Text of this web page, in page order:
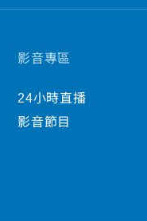
影音專區
24小時直播
影音節目